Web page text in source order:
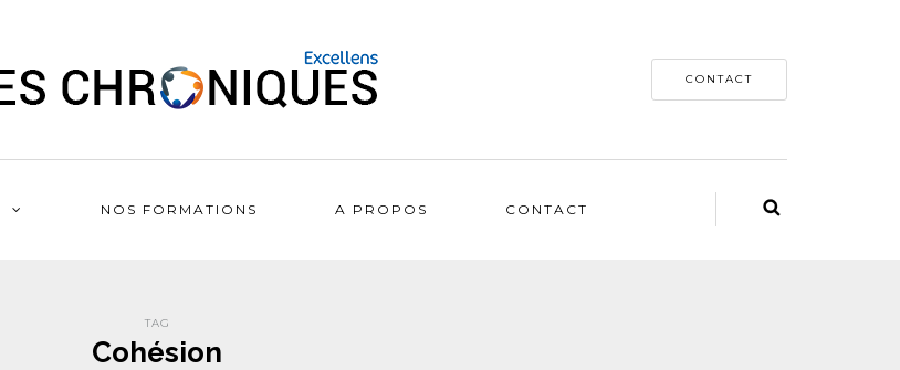
CONTACT
NOS FORMATIONS A PROPOS CONTACT
TAG
Cohésion